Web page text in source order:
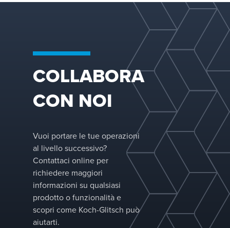
COLLABORA
CON NOI
Vuoi portare le tue operazioni
al livello successivo?
Contattaci online per
richiedere maggiori
informazioni su qualsiasi
prodotto o funzionalità e
scopri come Koch-Glitsch può
aiutarti.